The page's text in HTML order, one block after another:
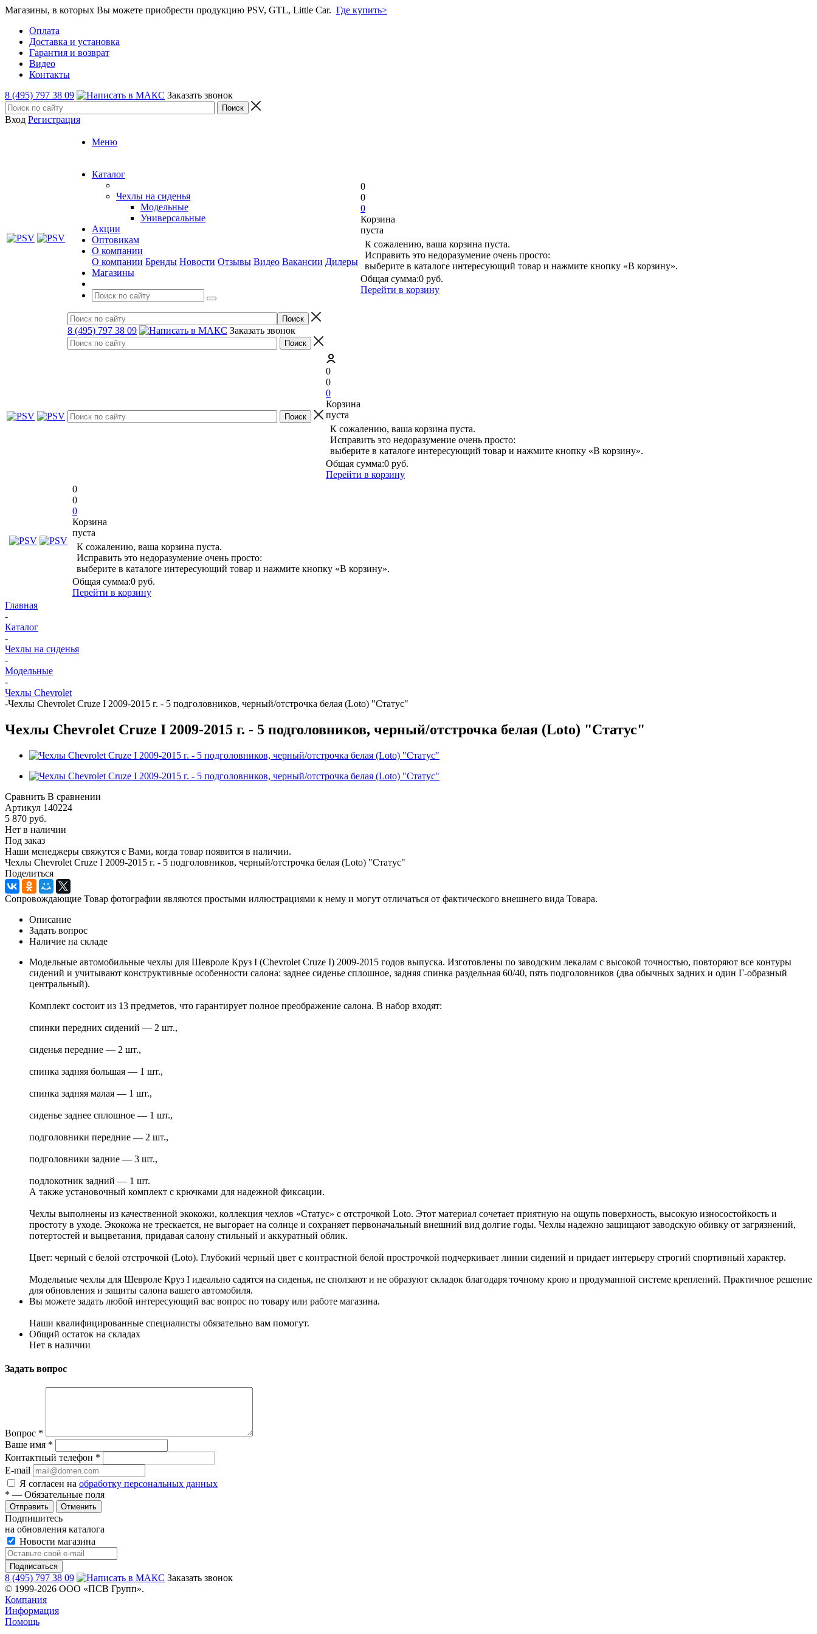
Магазины, в которых Вы можете приобрести продукцию PSV, GTL, Little Car. Где купить>
Оплата
Доставка и установка
Гарантия и возврат
Видео
Контакты
8 (495) 797 38 09
Заказать звонок
Вход Регистрация
Меню
Каталог
Чехлы на сиденья
Модельные
Универсальные
Акции
Оптовикам
О компании
О компании Бренды Новости Отзывы Видео Вакансии Дилеры
Магазины
8 (495) 797 38 09 Заказать звонок
0
0
0
Корзина
пуста
К сожалению, ваша корзина пуста.
Исправить это недоразумение очень просто:
выберите в каталоге интересующий товар и нажмите кнопку «В корзину».
Общая сумма:0 руб.
Перейти в корзину
0
0
0
Корзина
пуста
К сожалению, ваша корзина пуста.
Исправить это недоразумение очень просто:
выберите в каталоге интересующий товар и нажмите кнопку «В корзину».
Общая сумма:0 руб.
Перейти в корзину
0
0
0
Корзина
пуста
К сожалению, ваша корзина пуста.
Исправить это недоразумение очень просто:
выберите в каталоге интересующий товар и нажмите кнопку «В корзину».
Общая сумма:0 руб.
Перейти в корзину
Главная
-
Каталог
-
Чехлы на сиденья
-
Модельные
-
Чехлы Chevrolet
-Чехлы Chevrolet Cruze I 2009-2015 г. - 5 подголовников, черный/отстрочка белая (Loto) "Статус"
Чехлы Chevrolet Cruze I 2009-2015 г. - 5 подголовников, черный/отстрочка белая (Loto) "Статус"
Сравнить В сравнении
Артикул 140224
5 870 руб.
Нет в наличии
Под заказ
Наши менеджеры свяжутся с Вами, когда товар появится в наличии.
Чехлы Chevrolet Cruze I 2009-2015 г. - 5 подголовников, черный/отстрочка белая (Loto) "Статус"
Поделиться
Сопровождающие Товар фотографии являются простыми иллюстрациями к нему и могут отличаться от фактического внешнего вида Товара.
Описание
Задать вопрос
Наличие на складе
Модельные автомобильные чехлы для Шевроле Круз I (Chevrolet Cruze I) 2009-2015 годов выпуска. Изготовлены по заводским лекалам с высокой точностью, повторяют все контуры
сидений и учитывают конструктивные особенности салона: заднее сиденье сплошное, задняя спинка раздельная 60/40, пять подголовников (два обычных задних и один Г-образный
центральный).
Комплект состоит из 13 предметов, что гарантирует полное преображение салона. В набор входят:
спинки передних сидений — 2 шт.,
сиденья передние — 2 шт.,
спинка задняя большая — 1 шт.,
спинка задняя малая — 1 шт.,
сиденье заднее сплошное — 1 шт.,
подголовники передние — 2 шт.,
подголовники задние — 3 шт.,
подлокотник задний — 1 шт.
А также установочный комплект с крючками для надежной фиксации.
Чехлы выполнены из качественной экокожи, коллекция чехлов «Статус» с отстрочкой Loto. Этот материал сочетает приятную на ощупь поверхность, высокую износостойкость и
простоту в уходе. Экокожа не трескается, не выгорает на солнце и сохраняет первоначальный внешний вид долгие годы. Чехлы надежно защищают заводскую обивку от загрязнений,
потертостей и выцветания, придавая салону стильный и аккуратный облик.
Цвет: черный с белой отстрочкой (Loto). Глубокий черный цвет с контрастной белой прострочкой подчеркивает линии сидений и придает интерьеру строгий спортивный характер.
Модельные чехлы для Шевроле Круз I идеально садятся на сиденья, не сползают и не образуют складок благодаря точному крою и продуманной системе креплений. Практичное решение
для обновления и защиты салона вашего автомобиля.
Вы можете задать любой интересующий вас вопрос по товару или работе магазина.
Наши квалифицированные специалисты обязательно вам помогут.
Общий остаток на складах
Нет в наличии
Задать вопрос
Вопрос *
Ваше имя *
Контактный телефон *
E-mail
Я согласен на обработку персональных данных
* — Обязательные поля
Отменить
Подпишитесь
на обновления каталога
Новости магазина
8 (495) 797 38 09
Заказать звонок
© 1999-2026 ООО «ПСВ Групп».
Компания
Информация
Помощь